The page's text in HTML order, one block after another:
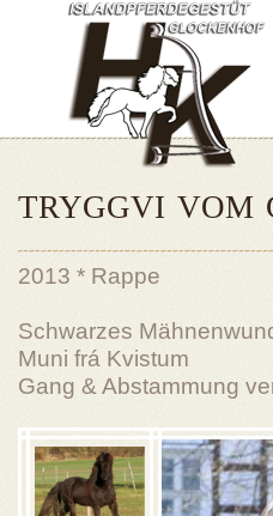
TRYGGVI VOM
2013 * Rappe
Schwarzes
Muni frá Kvistum
Gang & Abstammung